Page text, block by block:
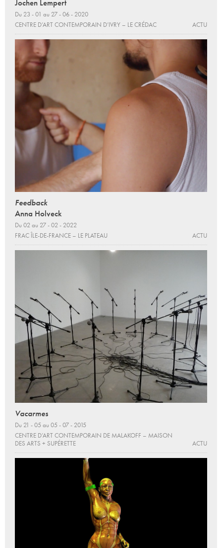
Jochen Lempert
Du 23 - 01 au 27 - 06 - 2020
CENTRE D’ART CONTEMPORAIN D’IVRY – LE CRÉDAC
ACTU
Feedback
Anna Holveck
Du 02 au 27 - 02 - 2022
FRAC ÎLE-DE-FRANCE – LE PLATEAU
ACTU
Vacarmes
Du 21 - 05 au 05 - 07 - 2015
CENTRE D’ART CONTEMPORAIN DE MALAKOFF – MAISON
DES ARTS + SUPÉRETTE
ACTU